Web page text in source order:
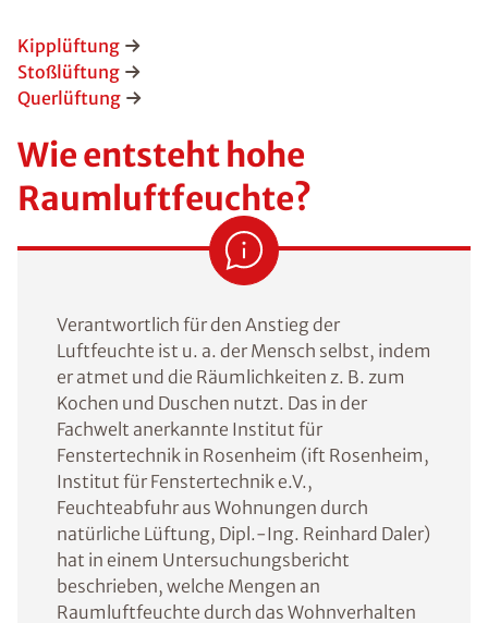
Kipplüftung
Stoßlüftung
Querlüftung
Wie entsteht hohe
Raumluftfeuchte?
Verantwortlich für den Anstieg der
Luftfeuchte ist u. a. der Mensch selbst, indem
er atmet und die Räumlichkeiten z. B. zum
Kochen und Duschen nutzt. Das in der
Fachwelt anerkannte Institut für
Fenstertechnik in Rosenheim (ift Rosenheim,
Institut für Fenstertechnik e.V.,
Feuchteabfuhr aus Wohnungen durch
natürliche Lüftung, Dipl.-Ing. Reinhard Daler)
hat in einem Untersuchungsbericht
beschrieben, welche Mengen an
Raumluftfeuchte durch das Wohnverhalten